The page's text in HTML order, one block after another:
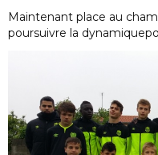
Maintenant place au
poursuivre la